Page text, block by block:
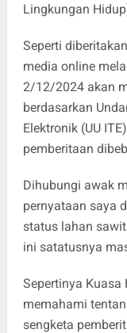
Lingkungan
Seperti
media online
2/12/2024 akan
berdasarkan
Elektronik (UU
pemberitaan
Dihubungi awak
pernyataan saya
status lahan
ini satatusnya
Sepertinya Kuasa
memahami
sengketa